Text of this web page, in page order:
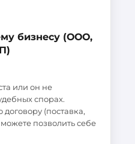
бизнесу (ООО,
или он не
спорах.
договору (поставка,
позволить себе